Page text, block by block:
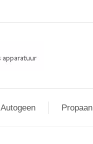
Autogeen Propaan